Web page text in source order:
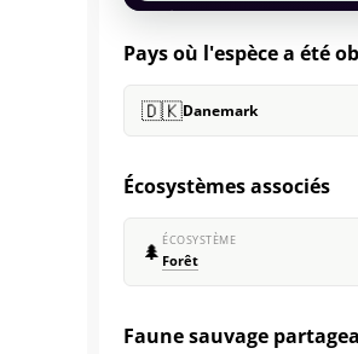
Pays où l'espèce a été
🇩🇰Danemark
Écosystèmes associés
🌲 ÉCOSYSTÈME
Forêt
Faune sauvage